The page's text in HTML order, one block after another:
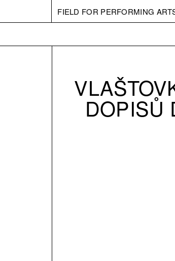
FIELD FOR PERFORMING
DOPISŮ